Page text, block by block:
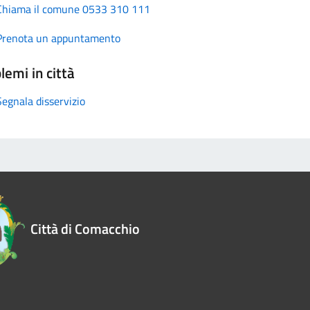
il comune 0533 310 111
un appuntamento
in città
disservizio
Città di Comacchio